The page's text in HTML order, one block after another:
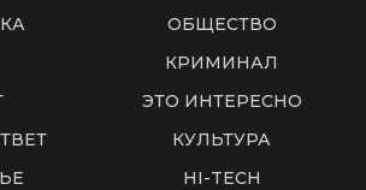
ОБЩЕСТВО
КРИМИНАЛ
ЭТО ИНТЕРЕСНО
КУЛЬТУРА
HI-TECH